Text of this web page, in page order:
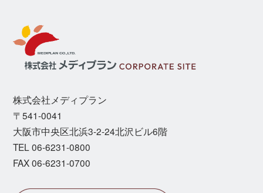
株式会社メディプラン
〒541-0041
⼤阪市中央区北浜3-2-24北沢ビル6階
TEL 06-6231-0800
FAX 06-6231-0700